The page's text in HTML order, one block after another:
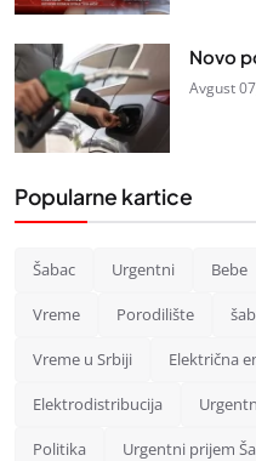
Novo
Avgust
Popularne kartice
Šabac Urgentni Bebe
Vreme Porodilište
Vreme u Srbiji Električna
Elektrodistribucija
Politika Urgentni prijem